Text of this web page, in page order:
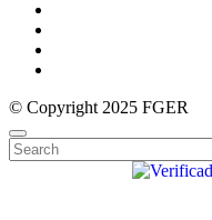
© Copyright 2025 FGER